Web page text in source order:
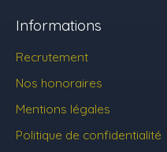
Informations
Recrutement
Nos honoraires
Mentions légales
Politique de confidentialité